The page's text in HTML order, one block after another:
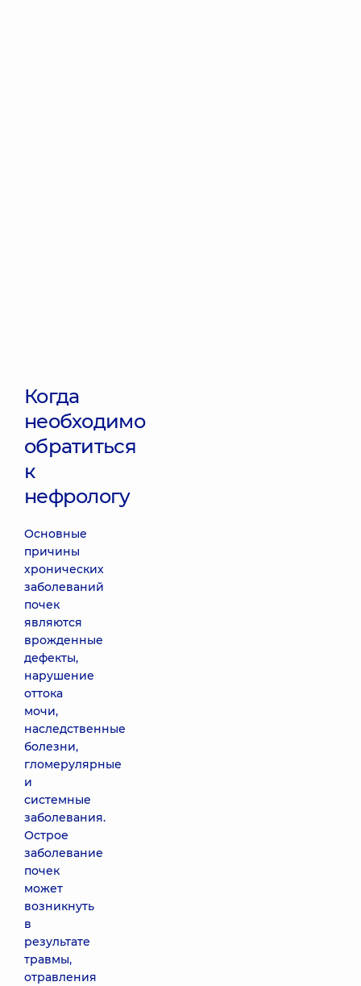
Когда
необходимо
обратиться
к
нефрологу
Основные
причины
хронических
заболеваний
почек
являются
врожденные
дефекты,
нарушение
оттока
мочи,
наследственные
болезни,
гломерулярные
и
системные
заболевания.
Острое
заболевание
почек
может
возникнуть
в
результате
травмы,
отравления